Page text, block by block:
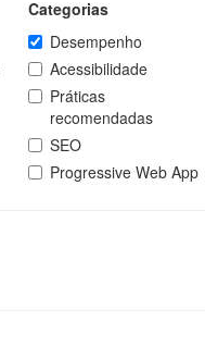
Categorias
Desempenho
Acessibilidade
Práticas
recomendadas
SEO
Progressive Web App